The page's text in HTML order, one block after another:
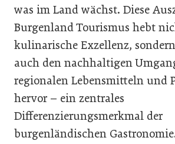
was im Land wächst. Diese
Burgenland Tourismus hebt
kulinarische Exzellenz,
auch den nachhaltigen
regionalen Lebensmitteln und
hervor – ein zentrales
Differenzierungsmerkmal der
burgenländischen